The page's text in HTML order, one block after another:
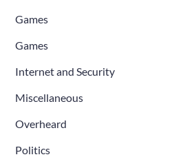
Games
Games
Internet and Security
Miscellaneous
Overheard
Politics